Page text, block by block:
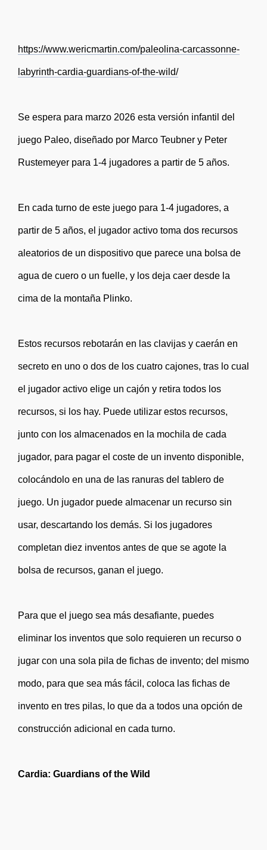
https://www.wericmartin.com/paleolina-carcassonne-
labyrinth-cardia-guardians-of-the-wild/
Se espera para marzo 2026 esta versión infantil del
juego Paleo, diseñado por Marco Teubner y Peter
Rustemeyer para 1-4 jugadores a partir de 5 años.
En cada turno de este juego para 1-4 jugadores, a
partir de 5 años, el jugador activo toma dos recursos
aleatorios de un dispositivo que parece una bolsa de
agua de cuero o un fuelle, y los deja caer desde la
cima de la montaña Plinko.
Estos recursos rebotarán en las clavijas y caerán en
secreto en uno o dos de los cuatro cajones, tras lo cual
el jugador activo elige un cajón y retira todos los
recursos, si los hay. Puede utilizar estos recursos,
junto con los almacenados en la mochila de cada
jugador, para pagar el coste de un invento disponible,
colocándolo en una de las ranuras del tablero de
juego. Un jugador puede almacenar un recurso sin
usar, descartando los demás. Si los jugadores
completan diez inventos antes de que se agote la
bolsa de recursos, ganan el juego.
Para que el juego sea más desafiante, puedes
eliminar los inventos que solo requieren un recurso o
jugar con una sola pila de fichas de invento; del mismo
modo, para que sea más fácil, coloca las fichas de
invento en tres pilas, lo que da a todos una opción de
construcción adicional en cada turno.
Cardia: Guardians of the Wild